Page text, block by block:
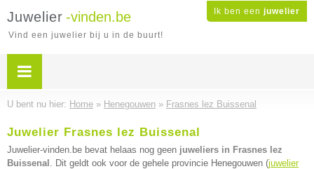
Ik ben een juwelier
Juwelier -vinden.be
Vind een juwelier bij u in de buurt!
U bent nu hier: Home » Henegouwen » Frasnes lez Buissenal
Juwelier Frasnes lez Buissenal
Juwelier-vinden.be bevat helaas nog geen juweliers in Frasnes lez
Buissenal . Dit geldt ook voor de gehele provincie Henegouwen (juwelier